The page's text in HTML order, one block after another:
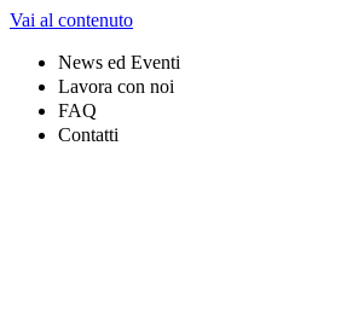
Vai al contenuto
News ed Eventi
Lavora con noi
FAQ
Contatti